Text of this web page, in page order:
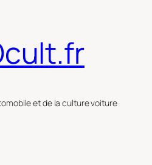
et de la culture voiture